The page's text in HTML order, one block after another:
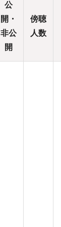
公
開・
非公
開
傍聴
人数